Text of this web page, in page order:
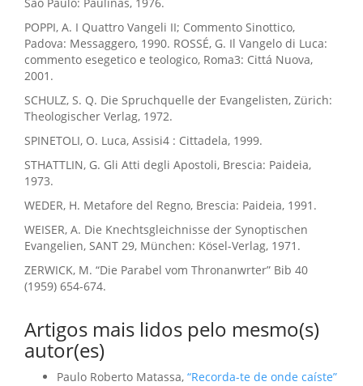
São Paulo: Paulinas, 1976.
POPPI, A. I Quattro Vangeli II; Commento Sinottico,
Padova: Messaggero, 1990. ROSSÉ, G. Il Vangelo di Luca:
commento esegetico e teologico, Roma3: Cittá Nuova,
2001.
SCHULZ, S. Q. Die Spruchquelle der Evangelisten, Zürich:
Theologischer Verlag, 1972.
SPINETOLI, O. Luca, Assisi4 : Cittadela, 1999.
STHATTLIN, G. Gli Atti degli Apostoli, Brescia: Paideia,
1973.
WEDER, H. Metafore del Regno, Brescia: Paideia, 1991.
WEISER, A. Die Knechtsgleichnisse der Synoptischen
Evangelien, SANT 29, München: Kösel-Verlag, 1971.
ZERWICK, M. “Die Parabel vom Thronanwrter” Bib 40
(1959) 654-674.
Artigos mais lidos pelo mesmo(s)
autor(es)
Paulo Roberto Matassa, “Recorda-te de onde caíste”